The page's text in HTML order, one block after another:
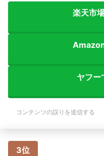
楽天市
ヤフー
コンテンツの誤りを送信する
3位